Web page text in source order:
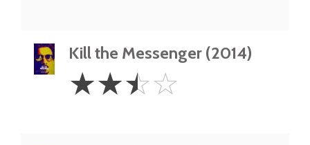
Kill the Messenger (2014)
2.5
Stars
☆☆☆☆